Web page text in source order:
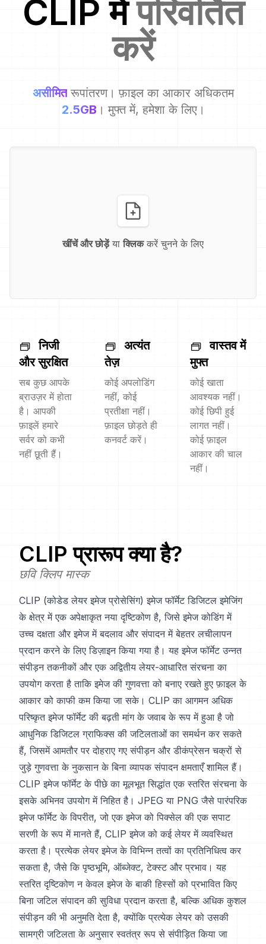
CLIP मेंपरिवर्तित
करें
असीमित रूपांतरण। फ़ाइल का आकार अधिकतम
2.5GB । मुफ्त में, हमेशा के लिए।
खींचें और छोड़ेंया क्लिककरें चुनने के लिए
निजी
और सुरक्षित
सब कुछ आपके
ब्राउज़र में होता
है। आपकी
फ़ाइलें हमारे
सर्वर को कभी
नहीं छूती हैं।
अत्यंत
तेज़
कोई अपलोडिंग
नहीं, कोई
प्रतीक्षा नहीं।
फ़ाइल छोड़ते ही
कनवर्ट करें।
वास्तव में
मुफ्त
कोई खाता
आवश्यक नहीं।
कोई छिपी हुई
लागत नहीं।
कोई फ़ाइल
आकार की चाल
नहीं।
CLIP प्रारूप क्या है?
छवि क्लिप मास्क
CLIP (कोडेड लेयर इमेज प्रोसेसिंग) इमेज फॉर्मेट डिजिटल इमेजिंग
के क्षेत्र में एक अपेक्षाकृत नया दृष्टिकोण है, जिसे इमेज कोडिंग में
उच्च दक्षता और इमेज में बदलाव और संपादन में बेहतर लचीलापन
प्रदान करने के लिए डिज़ाइन किया गया है। यह इमेज फॉर्मेट उन्नत
संपीड़न तकनीकों और एक अद्वितीय लेयर-आधारित संरचना का
उपयोग करता है ताकि इमेज की गुणवत्ता को बनाए रखते हुए फ़ाइल के
आकार को काफी कम किया जा सके। CLIP का आगमन अधिक
परिष्कृत इमेज फॉर्मेट की बढ़ती मांग के जवाब के रूप में हुआ है जो
आधुनिक डिजिटल ग्राफिक्स की जटिलताओं का समर्थन कर सकते
हैं, जिसमें आमतौर पर दोहराए गए संपीड़न और डीकंप्रेसन चक्रों से
जुड़े गुणवत्ता के नुकसान के बिना व्यापक संपादन क्षमताएँ शामिल हैं।
CLIP इमेज फॉर्मेट के पीछे का मूलभूत सिद्धांत एक स्तरित संरचना के
इसके अभिनव उपयोग में निहित है। JPEG या PNG जैसे पारंपरिक
इमेज फॉर्मेट के विपरीत, जो एक इमेज को पिक्सेल की एक सपाट
सरणी के रूप में मानते हैं, CLIP इमेज को कई लेयर में व्यवस्थित
करता है। प्रत्येक लेयर इमेज के विभिन्न तत्वों का प्रतिनिधित्व कर
सकता है, जैसे कि पृष्ठभूमि, ऑब्जेक्ट, टेक्स्ट और प्रभाव। यह
स्तरित दृष्टिकोण न केवल इमेज के बाकी हिस्सों को प्रभावित किए
बिना जटिल संपादन की सुविधा प्रदान करता है, बल्कि अधिक कुशल
संपीड़न की भी अनुमति देता है, क्योंकि प्रत्येक लेयर को उसकी
सामग्री जटिलता के अनुसार स्वतंत्र रूप से संपीड़ित किया जा